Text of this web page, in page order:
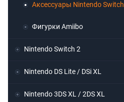
Аксессуары Nintendo Switch
Фигурки Amiibo
Nintendo Switch 2
Nintendo DS Lite / DSi XL
Nintendo 3DS XL / 2DS XL